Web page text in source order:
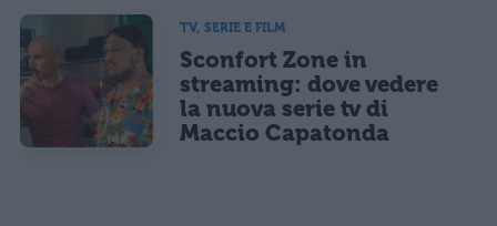
TV, SERIE E FILM
Sconfort Zone in
streaming: dove vedere
la nuova serie tv di
Maccio Capatonda